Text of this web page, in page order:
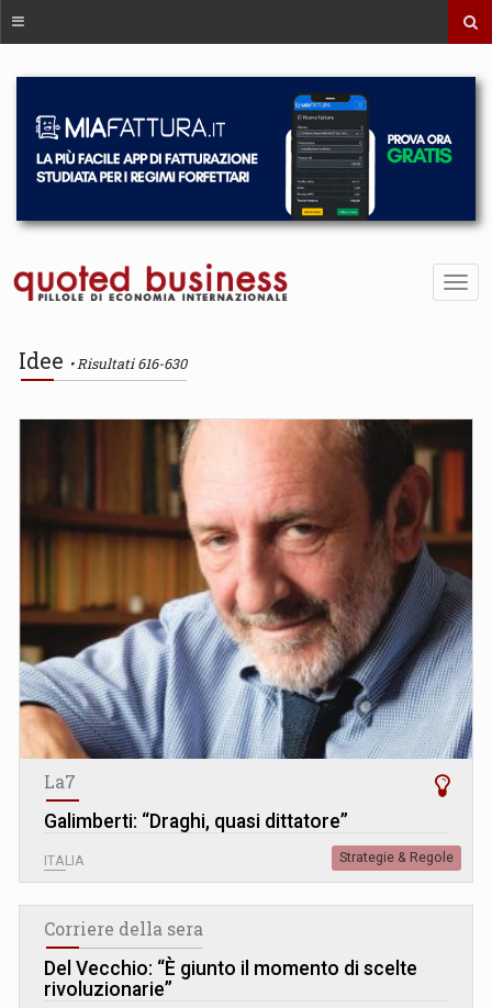
Idee Risultati 616-630
La7
Galimberti: “Draghi, quasi dittatore”
ITALIA Strategie & Regole
Corriere della sera
Del Vecchio: “È giunto il momento di scelte
rivoluzionarie”